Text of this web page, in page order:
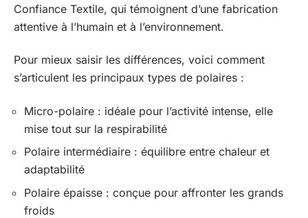
Confiance Textile, qui témoignent d’une fabrication
attentive à l’humain et à l’environnement.
Pour mieux saisir les différences, voici comment
s’articulent les principaux types de polaires :
Micro-polaire : idéale pour l’activité intense, elle
mise tout sur la respirabilité
Polaire intermédiaire : équilibre entre chaleur et
adaptabilité
Polaire épaisse : conçue pour affronter les grands
froids